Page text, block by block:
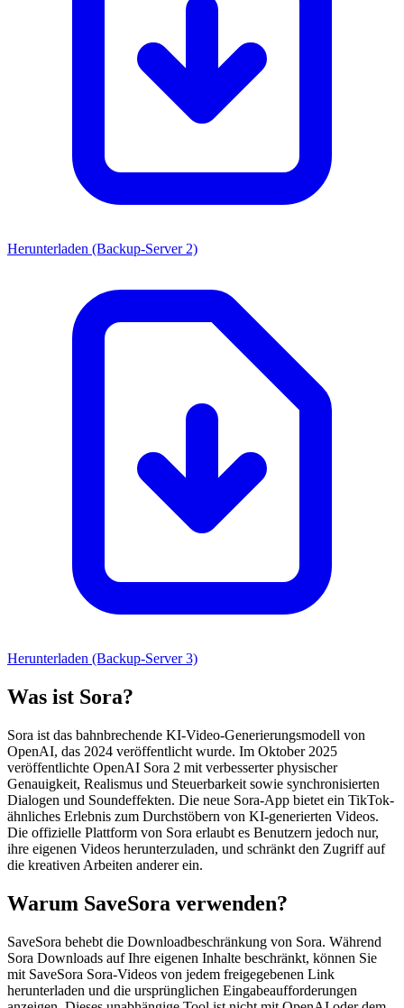
Herunterladen (Backup-Server 2)
Herunterladen (Backup-Server 3)
Was ist Sora?
Sora ist das bahnbrechende KI-Video-Generierungsmodell von
OpenAI, das 2024 veröffentlicht wurde. Im Oktober 2025
veröffentlichte OpenAI Sora 2 mit verbesserter physischer
Genauigkeit, Realismus und Steuerbarkeit sowie synchronisierten
Dialogen und Soundeffekten. Die neue Sora-App bietet ein TikTok-
ähnliches Erlebnis zum Durchstöbern von KI-generierten Videos.
Die offizielle Plattform von Sora erlaubt es Benutzern jedoch nur,
ihre eigenen Videos herunterzuladen, und schränkt den Zugriff auf
die kreativen Arbeiten anderer ein.
Warum SaveSora verwenden?
SaveSora behebt die Downloadbeschränkung von Sora. Während
Sora Downloads auf Ihre eigenen Inhalte beschränkt, können Sie
mit SaveSora Sora-Videos von jedem freigegebenen Link
herunterladen und die ursprünglichen Eingabeaufforderungen